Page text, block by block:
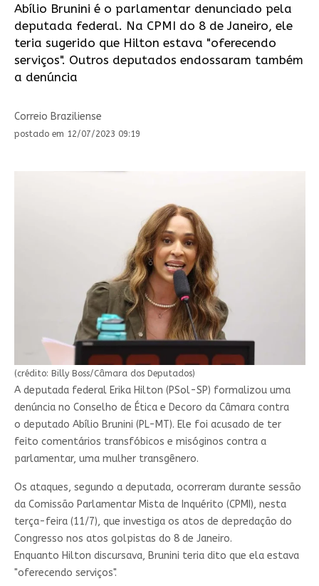
Abílio Brunini é o parlamentar denunciado pela
deputada federal. Na CPMI do 8 de Janeiro, ele
teria sugerido que Hilton estava "oferecendo
serviços". Outros deputados endossaram também
a denúncia
Correio Braziliense
postado em 12/07/2023 09:19
(crédito: Billy Boss/Câmara dos Deputados)
A deputada federal Erika Hilton (PSol-SP) formalizou uma
denúncia no Conselho de Ética e Decoro da Câmara contra
o deputado Abílio Brunini (PL-MT). Ele foi acusado de ter
feito comentários transfóbicos e misóginos contra a
parlamentar, uma mulher transgênero.
Os ataques, segundo a deputada, ocorreram durante sessão
da Comissão Parlamentar Mista de Inquérito (CPMI), nesta
terça-feira (11/7), que investiga os atos de depredação do
Congresso nos atos golpistas do 8 de Janeiro.
Enquanto Hilton discursava, Brunini teria dito que ela estava
"oferecendo serviços".